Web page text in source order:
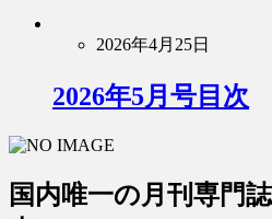
2026年4月25日
2026年5月号目次
国内唯一の月刊専門